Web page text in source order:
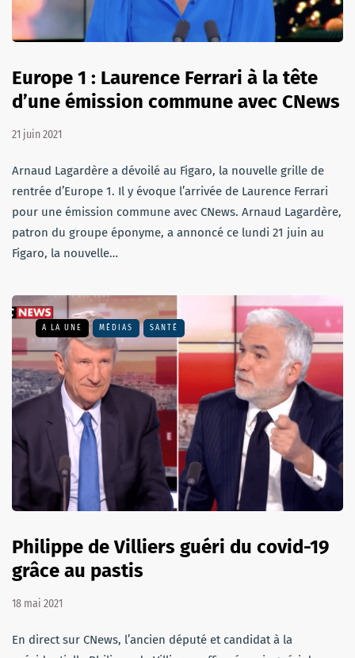
Europe 1 : Laurence Ferrari à la tête
d’une émission commune avec CNews
21 juin 2021
Arnaud Lagardère a dévoilé au Figaro, la nouvelle grille de
rentrée d’Europe 1. Il y évoque l’arrivée de Laurence Ferrari
pour une émission commune avec CNews. Arnaud Lagardère,
patron du groupe éponyme, a annoncé ce lundi 21 juin au
Figaro, la nouvelle…
A LA UNE MÉDIAS SANTÉ
Philippe de Villiers guéri du covid-19
grâce au pastis
18 mai 2021
En direct sur CNews, l’ancien député et candidat à la